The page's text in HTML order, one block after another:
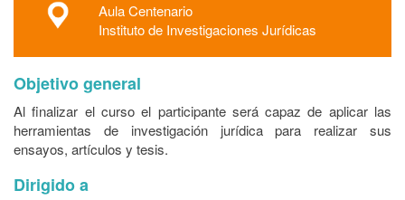
Aula Centenario
Instituto de Investigaciones Jurídicas
Objetivo general
Al finalizar el curso el participante será capaz de aplicar las
herramientas de investigación jurídica para realizar sus
ensayos, artículos y tesis.
Dirigido a